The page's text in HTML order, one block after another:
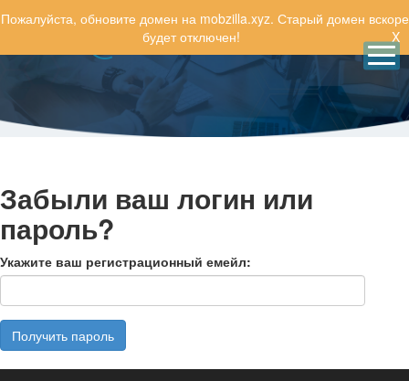
MOBZILLA.BEST
Забыли ваш логин или
пароль?
Укажите ваш регистрационный емейл:
Пожалуйста, обновите домен на mobzilla.xyz. Старый домен вскоре
будет отключен!
X